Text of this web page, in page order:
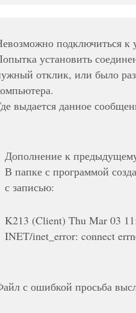
подключиться
установить
отклик, или было
выдается данное
Дополнение к
В папке с программой
с записью:
K213 (Client) Thu Mar 03
INET/inet_error: connect
с ошибкой просьба